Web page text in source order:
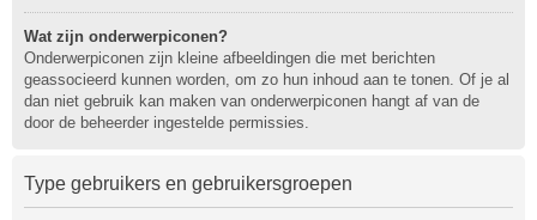
Wat zijn onderwerpiconen?
Onderwerpiconen zijn kleine afbeeldingen die met berichten
geassocieerd kunnen worden, om zo hun inhoud aan te tonen. Of je al
dan niet gebruik kan maken van onderwerpiconen hangt af van de
door de beheerder ingestelde permissies.
Type gebruikers en gebruikersgroepen